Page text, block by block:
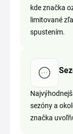
kde značka
limitované
spustením.
sezóny a
značka